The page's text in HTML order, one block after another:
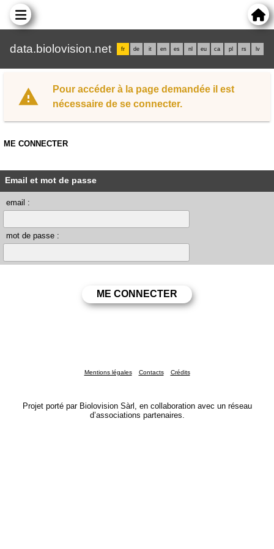
data.biolovision.net fr de it en es nl eu ca pl rs lv
Pour accéder à la page demandée il est
nécessaire de se connecter.
ME CONNECTER
Email et mot de passe
email :
mot de passe :
Mentions légales Contacts Crédits
Projet porté par Biolovision Sàrl, en collaboration avec un réseau
d’associations partenaires.